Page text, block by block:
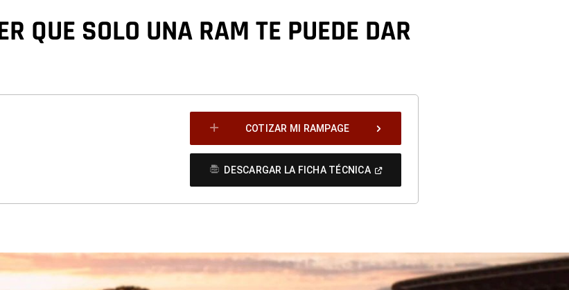
QUE SOLO UNA RAM TE PUEDE DAR
COTIZAR MI RAMPAGE
DESCARGAR LA FICHA TÉCNICA( Open
New